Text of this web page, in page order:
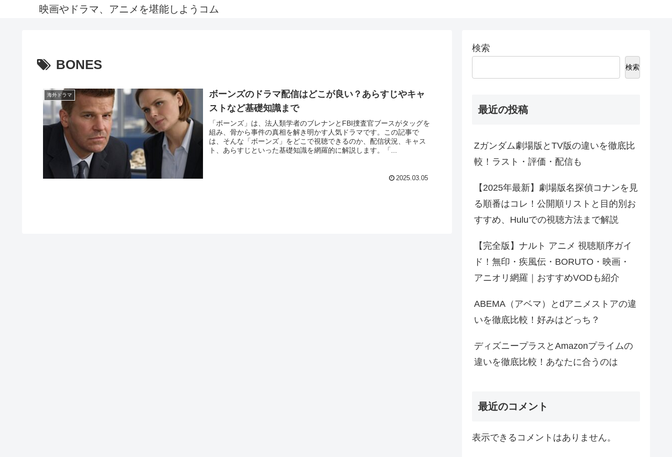
映画やドラマ、アニメを堪能しようコム
BONES
海外ドラマ
ボーンズのドラマ配信はどこが良い？あらすじやキャ
ストなど基礎知識まで
「ボーンズ」は、法人類学者のブレナンとFBI捜査官ブースがタッグを
組み、骨から事件の真相を解き明かす人気ドラマです。この記事で
は、そんな「ボーンズ」をどこで視聴できるのか、配信状況、キャス
ト、あらすじといった基礎知識を網羅的に解説します。「...
2025.03.05
検索
検索
最近の投稿
Zガンダム劇場版とTV版の違いを徹底比
較！ラスト・評価・配信も
【2025年最新】劇場版名探偵コナンを見
る順番はコレ！公開順リストと目的別お
すすめ、Huluでの視聴方法まで解説
【完全版】ナルト アニメ 視聴順序ガイ
ド！無印・疾風伝・BORUTO・映画・
アニオリ網羅｜おすすめVODも紹介
ABEMA（アベマ）とdアニメストアの違
いを徹底比較！好みはどっち？
ディズニープラスとAmazonプライムの
違いを徹底比較！あなたに合うのは
最近のコメント
表示できるコメントはありません。